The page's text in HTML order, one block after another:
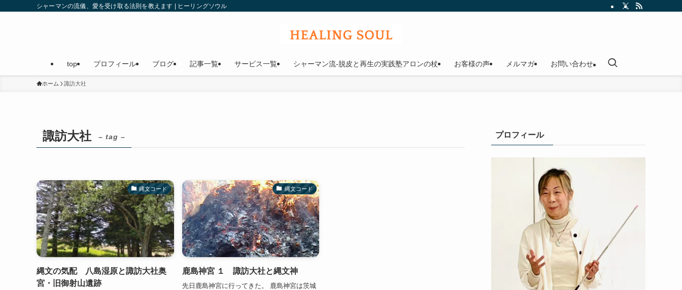
シャーマンの流儀、愛を受け取る法則を教えます | ヒーリングソウル
top プロフィール ブログ 記事一覧 サービス一覧 シャーマン流-脱皮と再生の実践塾アロンの杖 お客様の声 メルマガ お問い合わせ
ホーム 諏訪大社
諏訪大社 – tag –
縄文コード
縄文の気配 八島湿原と諏訪大社奥
宮・旧御射山遺跡
縄文コード
鹿島神宮 １ 諏訪大社と縄文神
先日鹿島神宮に行ってきた。 鹿島神宮は茨城
プロフィール